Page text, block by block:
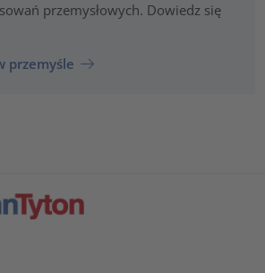
przemysłowych. Dowiedz się
przemyśle